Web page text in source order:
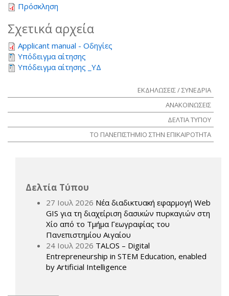
Πρόσκληση
Σχετικά αρχεία
Applicant manual - Οδηγίες
Υπόδειγμα αίτησης
Υπόδειγμα αίτησης _ΥΔ
ΕΚΔΗΛΩΣΕΙΣ / ΣΥΝΕΔΡΙΑ
ΑΝΑΚΟΙΝΩΣΕΙΣ
ΔΕΛΤΙΑ ΤΥΠΟΥ
ΤΟ ΠΑΝΕΠΙΣΤΗΜΙΟ ΣΤΗΝ ΕΠΙΚΑΙΡΟΤΗΤΑ
Δελτία Τύπου
27 Ιουλ 2026 Νέα διαδικτυακή εφαρμογή Web
GIS για τη διαχείριση δασικών πυρκαγιών στη
Χίο από το Τμήμα Γεωγραφίας του
Πανεπιστημίου Αιγαίου
24 Ιουλ 2026 TALOS – Digital
Entrepreneurship in STEM Education, enabled
by Artificial Intelligence